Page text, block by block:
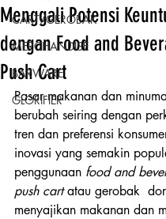
CART/GEROBAK
MERCHANDISE
BARWARE
GLORIFIER
Menggali Potensi
dengan Food and
Push Cart
Pasar makanan dan
berubah seiring dengan
tren dan preferensi
inovasi yang semakin
penggunaan food and
push cart atau gerobak
menyajikan makanan dan